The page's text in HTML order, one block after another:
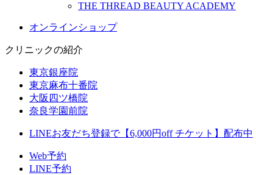
THE THREAD BEAUTY ACADEMY
オンラインショップ
クリニックの紹介
東京銀座院
東京麻布十番院
大阪四ツ橋院
奈良学園前院
LINEお友だち登録で【6,000円off チケット】配布中
Web予約
LINE予約